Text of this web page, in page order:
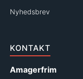
Nyhedsbrev
KONTAKT
Amagerfrim